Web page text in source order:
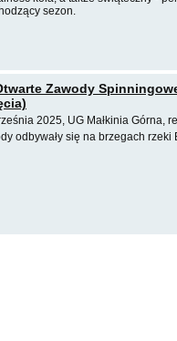
sezon.
Zawody
2025, UG Małkinia Górna,
odbywały się na brzegach